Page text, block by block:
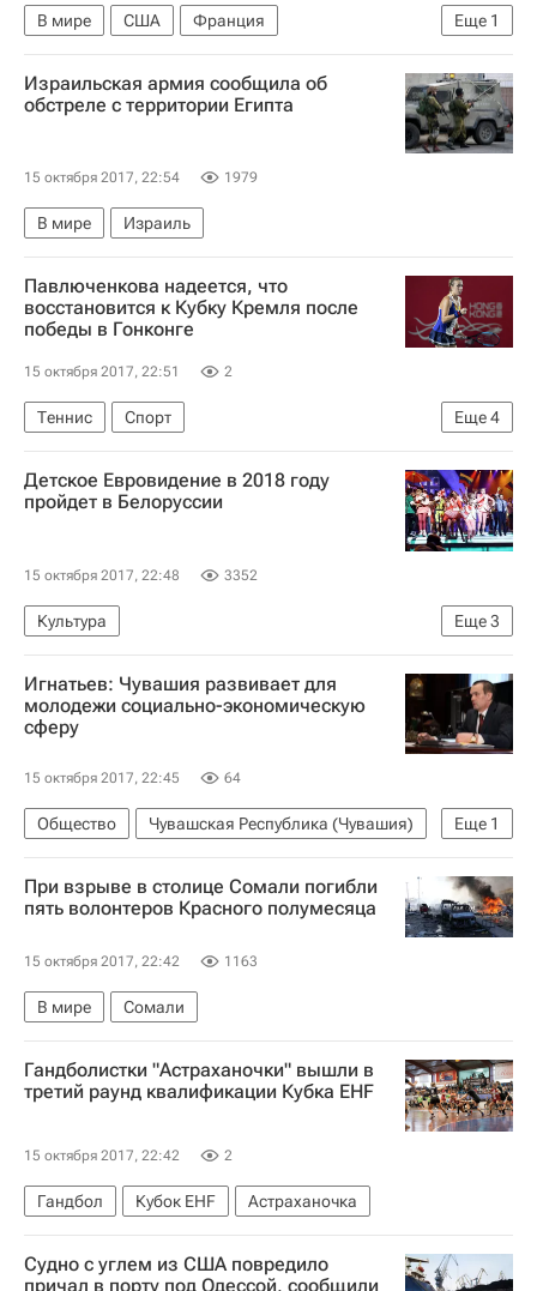
Еще 1
В мире США
Франция
Эммануэль Макрон
Израильская армия сообщила об
обстреле с территории Египта
15 октября 2017, 22:54 1979
В мире Израиль
Павлюченкова надеется, что
восстановится к Кубку Кремля после
победы в Гонконге
15 октября 2017, 22:51 2
Еще4
Теннис
Спорт
Московский теннисный турнир Кубок Кремля-2017. 14-22 октября
WTA Гонконг
Кубок Кремля ATP/WTA
Детское Евровидение в 2018 году
пройдет в Белоруссии
15 октября 2017, 22:48 3352
Еще3
Культура
Парламентское Собрание Союза Беларуси и России
Белоруссия
Детское "Евровидение"
Игнатьев: Чувашия развивает для
молодежи социально-экономическую
сферу
15 октября 2017, 22:45 64
Еще 1
Общество
Чувашская Республика (Чувашия)
Михаил Игнатьев
При взрыве в столице Сомали погибли
пять волонтеров Красного полумесяца
15 октября 2017, 22:42 1163
В мире Сомали
Гандболистки "Астраханочки" вышли в
третий раунд квалификации Кубка EHF
15 октября 2017, 22:42 2
Гандбол Кубок EHF Астраханочка
Судно с углем из США повредило
причал в порту под Одессой, сообщили